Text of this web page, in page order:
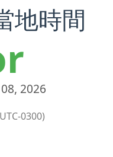
地時間
2026
0300)